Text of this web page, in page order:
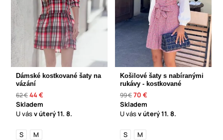
Dámské kostkované šaty na
vázání
62 €44 €
Skladem
U vásv úterý11. 8.
S M
Košilové šaty s nabíranými
rukávy - kostkované
99 €70 €
Skladem
U vásv úterý11. 8.
S M